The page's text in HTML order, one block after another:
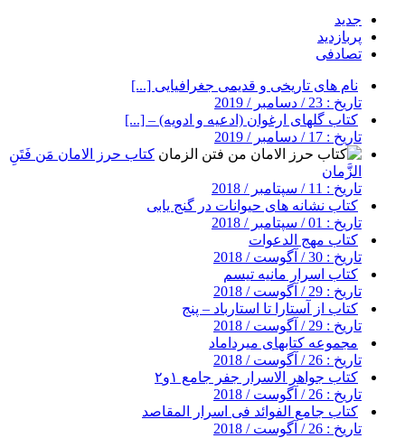
جدید
پربازدید
تصادفی
نام های تاریخی و قدیمی جغرافیایی [...]
تاریخ : 23 / دسامبر / 2019
کتاب گلهای ارغوان (ادعیه و ادویه) – [...]
تاریخ : 17 / دسامبر / 2019
کتاب حرز الامان مَن فَتَنِ
الزَّمان
تاریخ : 11 / سپتامبر / 2018
کتاب نشانه های حیوانات در گنج یابی
تاریخ : 01 / سپتامبر / 2018
کتاب مهج الدعوات
تاریخ : 30 / آگوست / 2018
کتاب اسرار مانیه تیسم
تاریخ : 29 / آگوست / 2018
کتاب از آستارا تا استارباد – پنج
تاریخ : 29 / آگوست / 2018
مجموعه کتابهای میرداماد
تاریخ : 26 / آگوست / 2018
کتاب جواهر الاسرار جفر جامع ۱و۲
تاریخ : 26 / آگوست / 2018
کتاب جامع الفوائد فی اسرار المقاصد
تاریخ : 26 / آگوست / 2018